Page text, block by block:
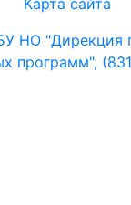
Карта сайта
НО "Дирекция
программ",